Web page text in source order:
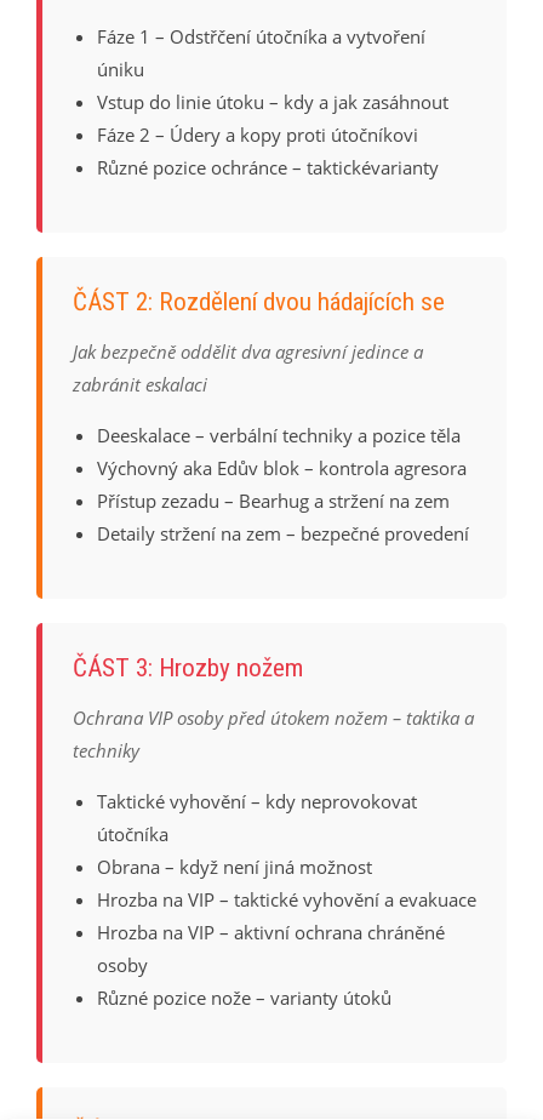
Fáze 1 – Odstřčení útočníka a vytvoření
úniku
Vstup do linie útoku – kdy a jak zasáhnout
Fáze 2 – Údery a kopy proti útočníkovi
Různé pozice ochránce – taktickévarianty
ČÁST 2: Rozdělení dvou hádajících se
Jak bezpečně oddělit dva agresivní jedince a
zabránit eskalaci
Deeskalace – verbální techniky a pozice těla
Výchovný aka Edův blok – kontrola agresora
Přístup zezadu – Bearhug a stržení na zem
Detaily stržení na zem – bezpečné provedení
ČÁST 3: Hrozby nožem
Ochrana VIP osoby před útokem nožem – taktika a
techniky
Taktické vyhovění – kdy neprovokovat
útočníka
Obrana – když není jiná možnost
Hrozba na VIP – taktické vyhovění a evakuace
Hrozba na VIP – aktivní ochrana chráněné
osoby
Různé pozice nože – varianty útoků